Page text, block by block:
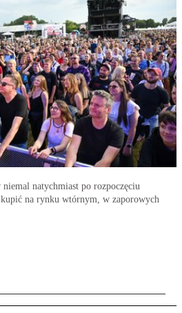
natychmiast po rozpoczęciu
kupić na rynku wtórnym, w zaporowych